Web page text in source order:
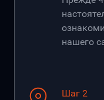
нашего
Шаг 2